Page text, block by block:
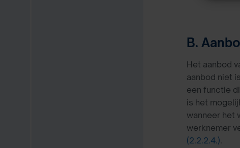
B.
Het aanbod
aanbod niet
een functie
is het
wanneer het
werknemer
(2.2.2.4.).